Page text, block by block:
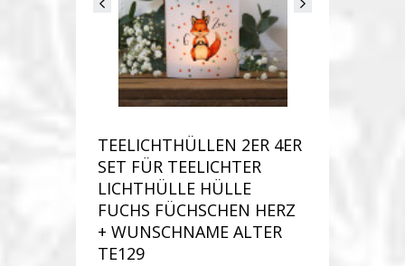
TEELICHTHÜLLEN 2ER 4ER
SET FÜR TEELICHTER
LICHTHÜLLE HÜLLE
FUCHS FÜCHSCHEN HERZ
+ WUNSCHNAME ALTER
TE129